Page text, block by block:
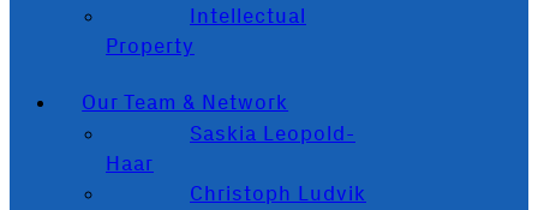
Intellectual
Property
Our Team & Network
Saskia Leopold-
Haar
Christoph Ludvik